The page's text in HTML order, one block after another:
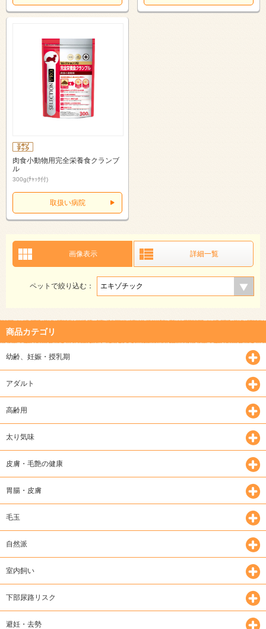
肉食小動物用完全栄養食クランブ
ル
300g(ﾁｬｯｸ付)
取扱い病院
画像表示 詳細一覧
ペットで絞り込む：
商品カテゴリ
幼齢、妊娠・授乳期
アダルト
高齢用
太り気味
皮膚・毛艶の健康
胃腸・皮膚
毛玉
自然派
室内飼い
下部尿路リスク
避妊・去勢